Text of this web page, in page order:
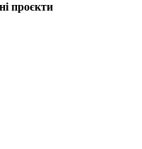
проєкти